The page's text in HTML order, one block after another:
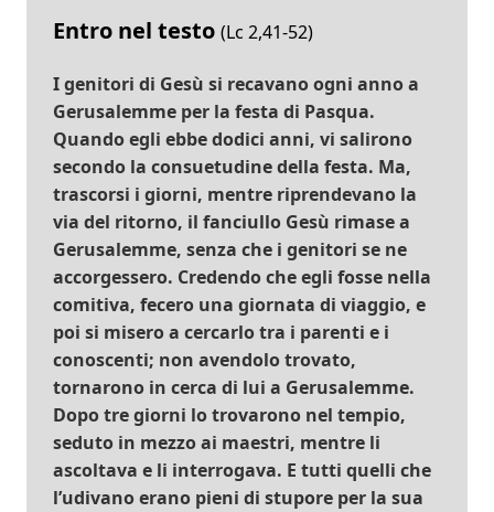
Entro nel testo (Lc 2,41-52)
I genitori di Gesù si recavano ogni anno a
Gerusalemme per la festa di Pasqua.
Quando egli ebbe dodici anni, vi salirono
secondo la consuetudine della festa. Ma,
trascorsi i giorni, mentre riprendevano la
via del ritorno, il fanciullo Gesù rimase a
Gerusalemme, senza che i genitori se ne
accorgessero. Credendo che egli fosse nella
comitiva, fecero una giornata di viaggio, e
poi si misero a cercarlo tra i parenti e i
conoscenti; non avendolo trovato,
tornarono in cerca di lui a Gerusalemme.
Dopo tre giorni lo trovarono nel tempio,
seduto in mezzo ai maestri, mentre li
ascoltava e li interrogava. E tutti quelli che
l’udivano erano pieni di stupore per la sua